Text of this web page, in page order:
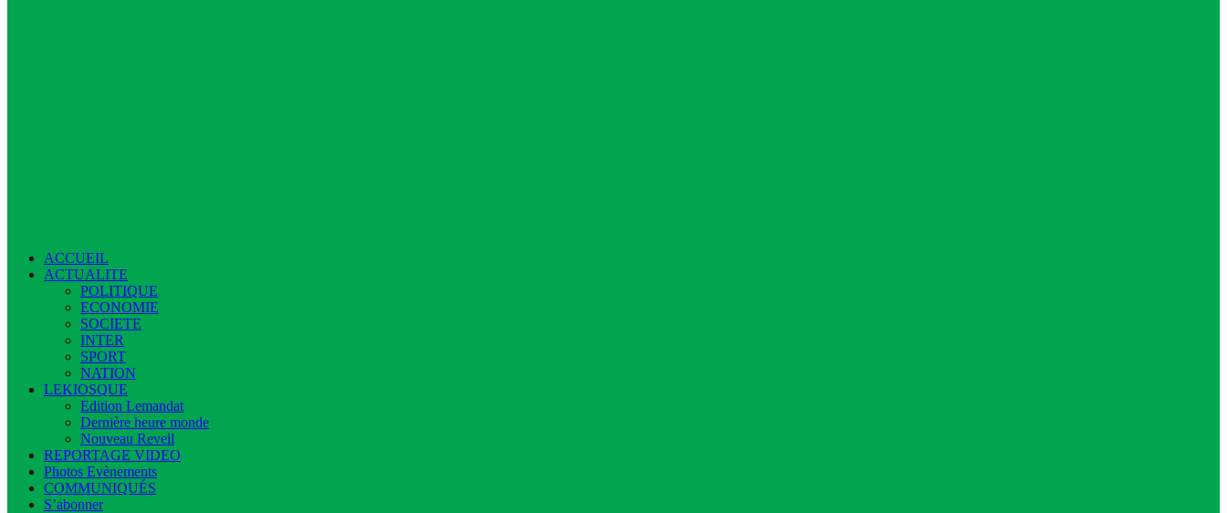
ACCUEIL
ACTUALITE
POLITIQUE
ECONOMIE
SOCIETE
INTER
SPORT
NATION
LEKIOSQUE
Edition Lemandat
Dernière heure monde
Nouveau Reveil
REPORTAGE VIDEO
Photos Evènements
COMMUNIQUÉS
S’abonner